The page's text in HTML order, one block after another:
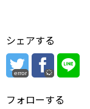
シェアする
error
フォローする